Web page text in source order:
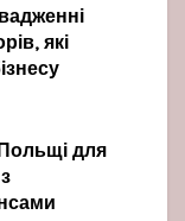
які
для